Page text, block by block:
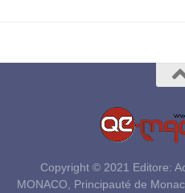
Copyright © 2021 Editore:
MONACO, Principauté de